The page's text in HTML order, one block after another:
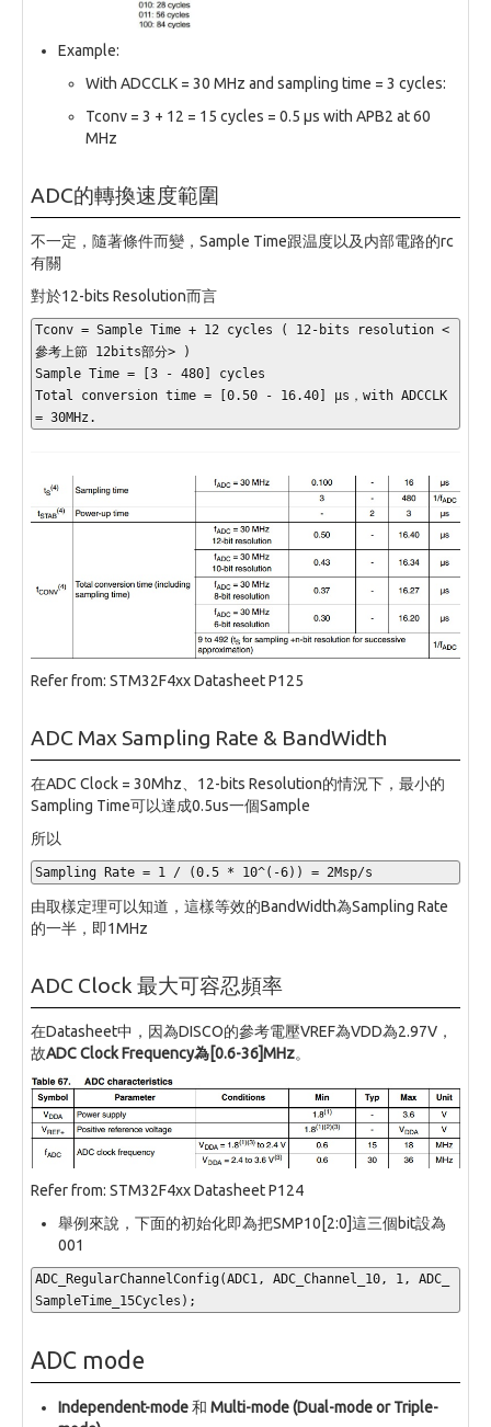
Example:
With ADCCLK = 30 MHz and sampling time = 3 cycles:
Tconv = 3 + 12 = 15 cycles = 0.5 µs with APB2 at 60
MHz
ADC的轉換速度範圍
不一定，隨著條件而變，Sample Time跟温度以及内部電路的rc
有關
對於12-bits Resolution而言
Tconv = Sample Time + 12 cycles ( 12- bits resolution <
參考上節 12bits部分>
)
Sample Time = 3 - 480
cycles
Total conversion time = 0.50 - 16.40
= 30MHz.
Refer from: STM32F4xx Datasheet P125
ADC Max Sampling Rate & BandWidth
在ADC Clock = 30Mhz、12-bits Resolution的情況下，最小的
Sampling Time可以達成0.5us一個Sample
所以
Sampling Rate = 1 / (0.5 * 10^(-6)) = 2Msp/s
由取樣定理可以知道，這樣等效的BandWidth為Sampling Rate
的一半，即1MHz
ADC Clock 最大可容忍頻率
在Datasheet中，因為DISCO的參考電壓VREF為VDD為2.97V，
故ADC Clock Frequency為[0.6-36]MHz。
Refer from: STM32F4xx Datasheet P124
舉例來說，下面的初始化即為把SMP10[2:0]這三個bit設為
001
ADC_RegularChannelConfig(ADC1, ADC_Channel_10, 1,
ADC_
SampleTime_15Cycles );
ADC mode
Independent-mode和 Multi-mode (Dual-mode or Triple-